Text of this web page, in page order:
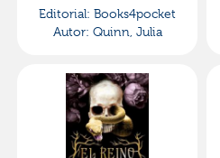
Editorial: Books4pocket
Autor: Quinn, Julia